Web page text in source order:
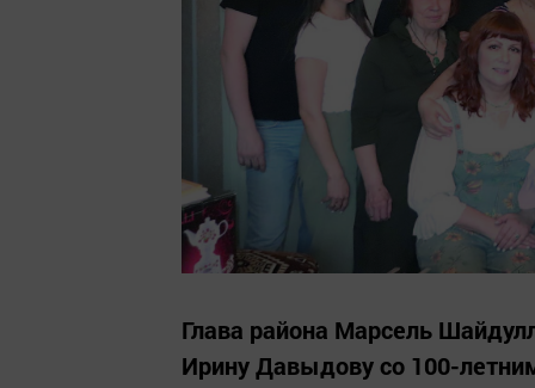
Глава района Марсель
Ирину Давыдову со 100-